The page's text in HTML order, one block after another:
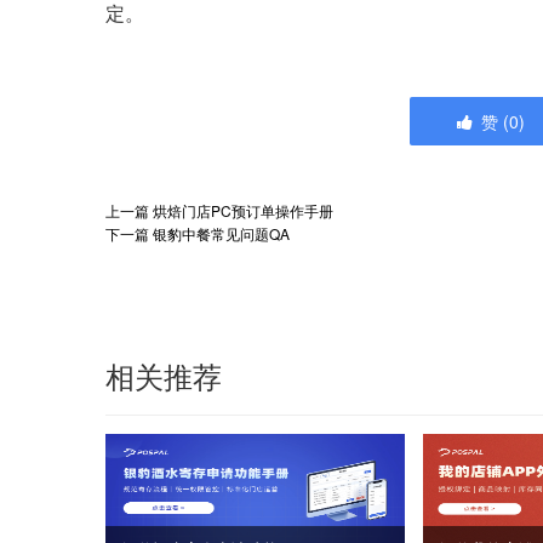
定。
赞 (0)
上一篇烘焙门店PC预订单操作手册
下一篇银豹中餐常见问题QA
相关推荐